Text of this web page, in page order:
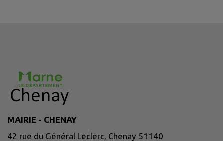
MAIRIE - CHENAY
42 rue du Général Leclerc, Chenay 51140